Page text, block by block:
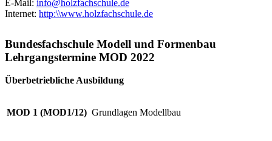
E-Mail: info@holzfachschule.de
Internet: http:\\www.holzfachschule.de
Bundesfachschule Modell und Formenbau
Lehrgangstermine MOD 2022
Überbetriebliche Ausbildung
MOD 1 (MOD1/12) Grundlagen Modellbau